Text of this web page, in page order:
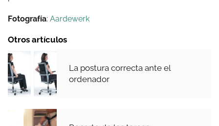
Fotografía: Aardewerk
Otros artículos
La postura correcta ante el
ordenador